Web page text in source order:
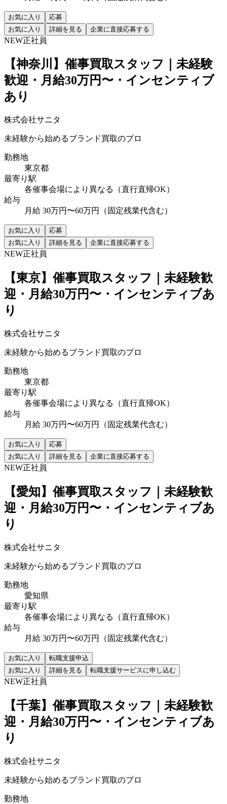
お気に入り
応募
お気に入り
詳細を見る 企業に直接応募する
NEW正社員
【神奈川】催事買取スタッフ｜未経験
歓迎・月給30万円〜・インセンティブ
あり
株式会社サニタ
未経験から始めるブランド買取のプロ
勤務地
東京都
最寄り駅
各催事会場により異なる（直行直帰OK）
給与
月給 30万円〜60万円（固定残業代含む）
お気に入り
応募
お気に入り
詳細を見る 企業に直接応募する
NEW正社員
【東京】催事買取スタッフ｜未経験歓
迎・月給30万円〜・インセンティブあ
り
株式会社サニタ
未経験から始めるブランド買取のプロ
勤務地
東京都
最寄り駅
各催事会場により異なる（直行直帰OK）
給与
月給 30万円〜60万円（固定残業代含む）
お気に入り
応募
お気に入り
詳細を見る 企業に直接応募する
NEW正社員
【愛知】催事買取スタッフ｜未経験歓
迎・月給30万円〜・インセンティブあ
り
株式会社サニタ
未経験から始めるブランド買取のプロ
勤務地
愛知県
最寄り駅
各催事会場により異なる（直行直帰OK）
給与
月給 30万円〜60万円（固定残業代含む）
お気に入り
転職支援申込
お気に入り
詳細を見る 転職支援サービスに申し込む
NEW正社員
【千葉】催事買取スタッフ｜未経験歓
迎・月給30万円〜・インセンティブあ
り
株式会社サニタ
未経験から始めるブランド買取のプロ
勤務地